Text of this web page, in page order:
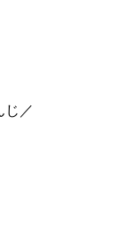
じ／